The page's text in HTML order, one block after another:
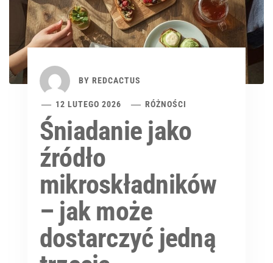
BY REDCACTUS
12 LUTEGO 2026 RÓŻNOŚCI
Śniadanie jako
źródło
mikroskładników
– jak może
dostarczyć jedną